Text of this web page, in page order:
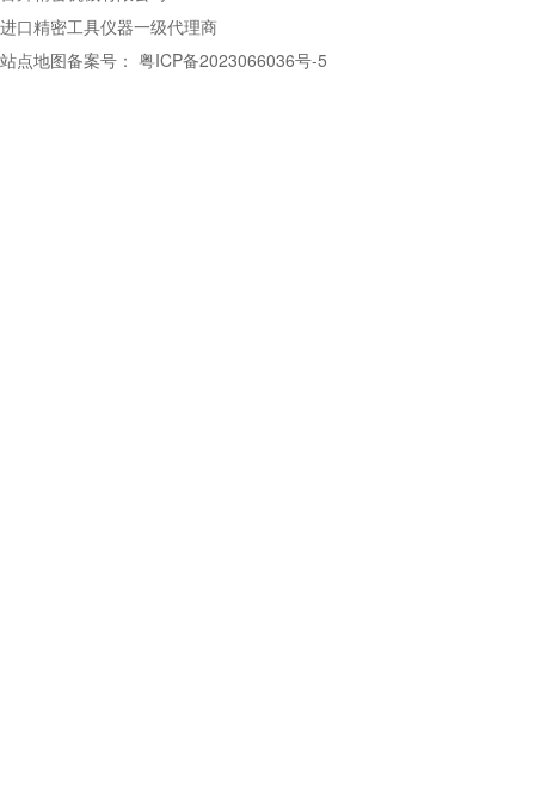
进口精密工具仪器一级代理商
站点地图备案号： 粤ICP备2023066036号-5